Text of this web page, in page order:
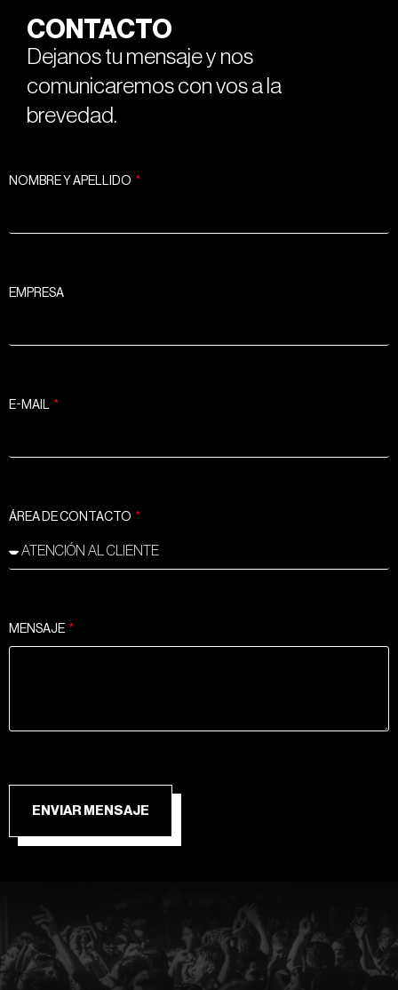
CONTACTO
Dejanos tu mensaje y nos
comunicaremos con vos a la
brevedad.
NOMBRE Y APELLIDO
EMPRESA
E-MAIL
ÁREA DE CONTACTO
MENSAJE
ENVIAR MENSAJE